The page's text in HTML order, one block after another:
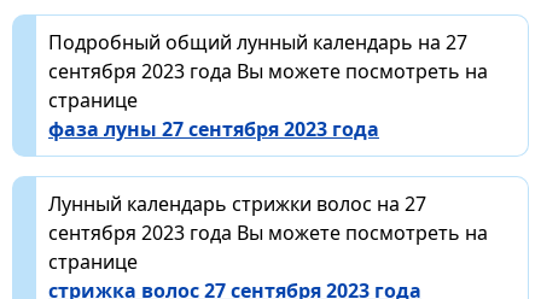
Подробный общий лунный календарь на 27
сентября 2023 года Вы можете посмотреть на
странице
фаза луны 27 сентября 2023 года
Лунный календарь стрижки волос на 27
сентября 2023 года Вы можете посмотреть на
странице
стрижка волос 27 сентября 2023 года